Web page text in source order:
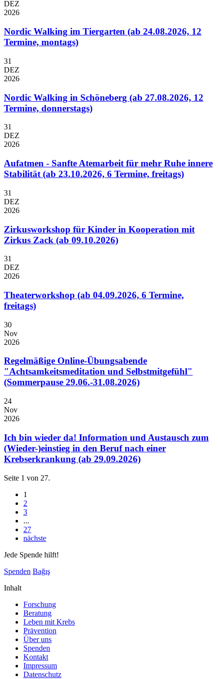
DEZ
2026
Nordic Walking im Tiergarten (ab 24.08.2026, 12
Termine, montags)
31
DEZ
2026
Nordic Walking in Schöneberg (ab 27.08.2026, 12
Termine, donnerstags)
31
DEZ
2026
Aufatmen - Sanfte Atemarbeit für mehr Ruhe innere
Stabilität (ab 23.10.2026, 6 Termine, freitags)
31
DEZ
2026
Zirkusworkshop für Kinder in Kooperation mit
Zirkus Zack (ab 09.10.2026)
31
DEZ
2026
Theaterworkshop (ab 04.09.2026, 6 Termine,
freitags)
30
Nov
2026
Regelmäßige Online-Übungsabende
"Achtsamkeitsmeditation und Selbstmitgefühl"
(Sommerpause 29.06.-31.08.2026)
24
Nov
2026
Ich bin wieder da! Information und Austausch zum
(Wieder-)einstieg in den Beruf nach einer
Krebserkrankung (ab 29.09.2026)
Seite 1 von 27.
1
2
3
...
27
nächste
Jede Spende hilft!
Spenden Bağış
Inhalt
Forschung
Beratung
Leben mit Krebs
Prävention
Über uns
Spenden
Kontakt
Impressum
Datenschutz